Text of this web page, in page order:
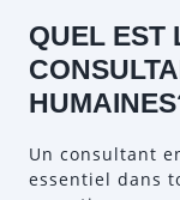
QUEL EST
Un consultant
essentiel dans